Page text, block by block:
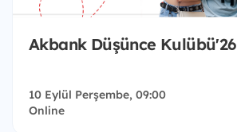
Akbank Düşünce Kulübü'26
10 Eylül Perşembe, 09:00
Online